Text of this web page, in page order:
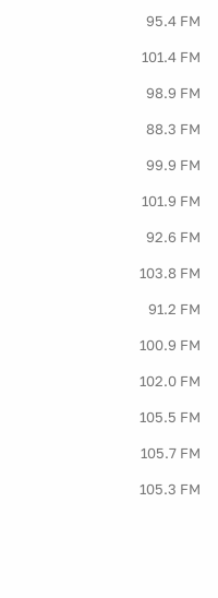
95.4 FM
101.4 FM
98.9 FM
88.3 FM
99.9 FM
101.9 FM
92.6 FM
103.8 FM
91.2 FM
100.9 FM
102.0 FM
105.5 FM
105.7 FM
105.3 FM